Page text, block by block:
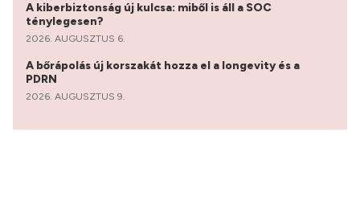
A kiberbiztonság új kulcsa: miből is áll a SOC
ténylegesen?
2026. AUGUSZTUS 6.
A bőrápolás új korszakát hozza el a longevity és a
PDRN
2026. AUGUSZTUS 9.